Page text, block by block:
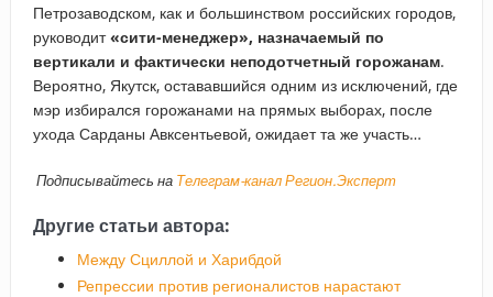
Петрозаводском, как и большинством российских городов,
руководит«сити-менеджер», назначаемый по
вертикали и фактически неподотчетный горожанам.
Вероятно, Якутск, остававшийся одним из исключений, где
мэр избирался горожанами на прямых выборах, после
ухода Сарданы Авксентьевой, ожидает та же участь…
Подписывайтесь на Телеграм-канал Регион.Эксперт
Другие статьи автора:
Между Сциллой и Харибдой
Репрессии против регионалистов нарастают